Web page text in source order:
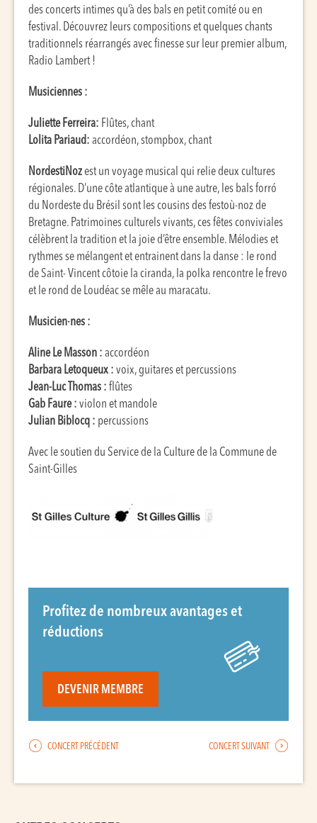
des concerts intimes qu’à des bals en petit comité ou en
festival. Découvrez leurs compositions et quelques chants
traditionnels réarrangés avec finesse sur leur premier album,
Radio Lambert !
Musiciennes :
Juliette Ferreira: Flûtes, chant
Lolita Pariaud: accordéon, stompbox, chant
NordestiNozest un voyage musical qui relie deux cultures
régionales. D’une côte atlantique à une autre, les bals forró
du Nordeste du Brésil sont les cousins des festoù-noz de
Bretagne. Patrimoines culturels vivants, ces fêtes conviviales
célèbrent la tradition et la joie d’être ensemble. Mélodies et
rythmes se mélangent et entrainent dans la danse : le rond
de Saint- Vincent côtoie la ciranda, la polka rencontre le frevo
et le rond de Loudéac se mêle au maracatu.
Musicien·nes :
Aline Le Masson : accordéon
Barbara Letoqueux : voix, guitares et percussions
Jean-Luc Thomas : flûtes
Gab Faure : violon et mandole
Julian Biblocq : percussions
Avec le soutien du Service de la Culture de la Commune de
Saint-Gilles
Profitez de nombreux avantages et
réductions
DEVENIR MEMBRE
CONCERT PRÉCÉDENT CONCERT SUIVANT